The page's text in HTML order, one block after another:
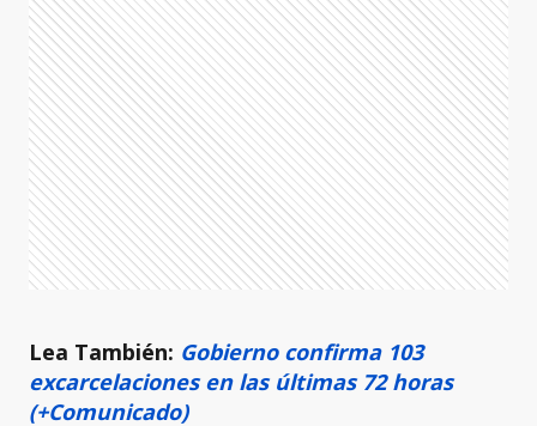
Lea También: Gobierno confirma 103
excarcelaciones en las últimas 72 horas
(+Comunicado)